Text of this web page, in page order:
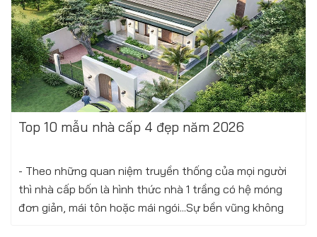
Top 10 mẫu nhà cấp 4 đẹp năm 2026
- Theo những quan niệm truyền thống của mọi người
thì nhà cấp bốn là hình thức nhà 1 trầng có hệ móng
đơn giản, mái tôn hoặc mái ngói...Sự bền vũng không